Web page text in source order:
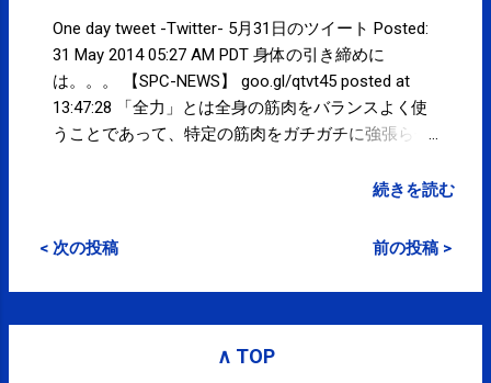
One day tweet -Twitter- 5月31日のツイート Posted:
31 May 2014 05:27 AM PDT 身体の引き締めに
は。。。 【SPC-NEWS】 goo.gl/qtvt45 posted at
13:47:28 「全力」とは全身の筋肉をバランスよく使
うことであって、特定の筋肉をガチガチに強張らせ
で動いている人ほどやわらかく、しなやか。 posted
きく強くした筋肉を使いこなせていないことがダメ
to email updates from サクマフィジカルコンディシ
these emails, you may unsubscribe now . Email
続きを読む
< 次の投稿 前の投稿 >
∧ TOP